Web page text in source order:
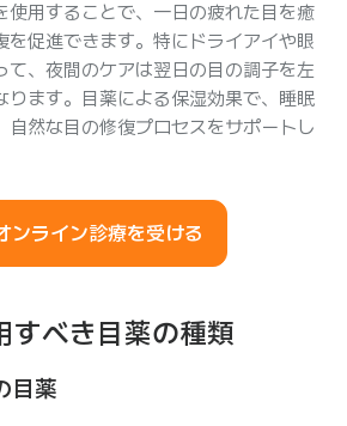
使用することで、一日の疲れた目を癒
を促進できます。特にドライアイや眼
て、夜間のケアは翌日の目の調子を左
ります。目薬による保湿効果で、睡眠
自然な目の修復プロセスをサポートし
ンライン診療を受ける
すべき目薬の種類
目薬